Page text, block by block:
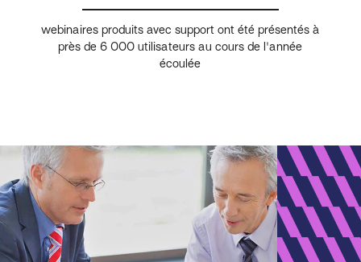
webinaires produits avec support ont été présentés à
près de 6 000 utilisateurs au cours de l'année
écoulée